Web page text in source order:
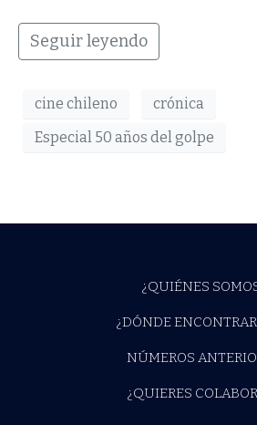
Seguir leyendo
cine chileno
crónica
Especial 50 años del golpe
¿QUIÉNES
¿DÓNDE
NÚMEROS
¿QUIERES